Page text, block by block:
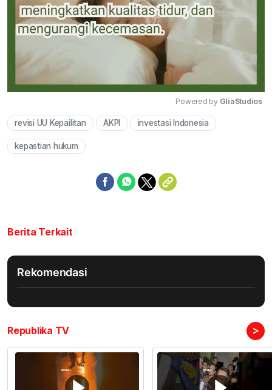
Powered by GliaStudios
revisi UU Kepailitan AKPI investasi Indonesia
kepastian hukum
Berita Terkait
Rekomendasi
Republika TV >